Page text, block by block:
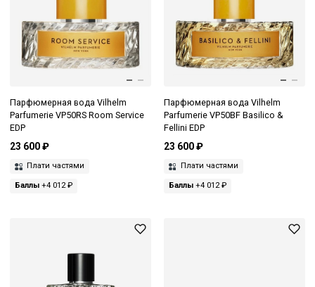
Парфюмерная вода Vilhelm
Parfumerie VP50RS Room Service
EDP
23 600 ₽
Плати частями
Баллы +4 012 ₽
Парфюмерная вода Vilhelm
Parfumerie VP50BF Basilico &
Fellini EDP
23 600 ₽
Плати частями
Баллы+4 012 ₽